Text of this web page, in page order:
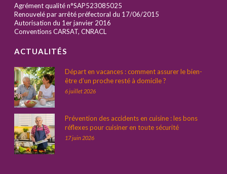
Agrément qualité n°SAP523085025
Renouvelé par arrêté préfectoral du 17/06/2015
Autorisation du 1er janvier 2016
Conventions CARSAT, CNRACL
ACTUALITÉS
Départ en vacances : comment assurer le bien-
être d’un proche resté à domicile ?
6 juillet 2026
Prévention des accidents en cuisine : les bons
réflexes pour cuisiner en toute sécurité
17 juin 2026